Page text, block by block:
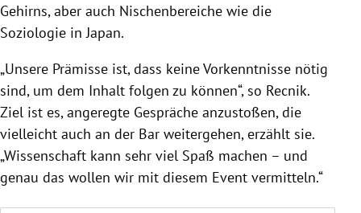
Gehirns, aber auch Nischenbereiche wie die
Soziologie in Japan.
„Unsere Prämisse ist, dass keine Vorkenntnisse nötig
sind, um dem Inhalt folgen zu können“, so Recnik.
Ziel ist es, angeregte Gespräche anzustoßen, die
vielleicht auch an der Bar weitergehen, erzählt sie.
„Wissenschaft kann sehr viel Spaß machen – und
genau das wollen wir mit diesem Event vermitteln.“